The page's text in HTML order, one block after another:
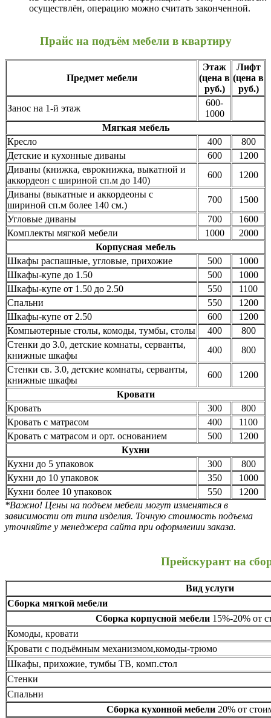
осуществлён, операцию можно считать законченной.
Прайс на подъём мебели в квартиру
Предмет мебели
Этаж
(цена в
руб.)
Лифт
(цена в
руб.)
Занос на 1-й этаж
600-
1000
Мягкая мебель
Кресло
400
800
Детские и кухонные диваны
600
1200
Диваны (книжка, еврокнижка, выкатной и
аккордеон с шириной сп.м до 140)
600
1200
Диваны (выкатные и аккордеоны с
шириной сп.м более 140 см.)
700
1500
Угловые диваны
700
1600
Комплекты мягкой мебели
1000
2000
Корпусная мебель
Шкафы распашные, угловые, прихожие
500
1000
Шкафы-купе до 1.50
500
1000
Шкафы-купе от 1.50 до 2.50
550
1100
Спальни
550
1200
Шкафы-купе от 2.50
600
1200
Компьютерные столы, комоды, тумбы, столы
400
800
Стенки до 3.0, детские комнаты, серванты,
книжные шкафы
400
800
Стенки св. 3.0, детские комнаты, серванты,
книжные шкафы
600
1200
Кровати
Кровать
300
800
Кровать с матрасом
400
1100
Кровать с матрасом и орт. основанием
500
1200
Кухни
Кухни до 5 упаковок
300
800
Кухни до 10 упаковок
350
1000
Кухни более 10 упаковок
550
1200
*Важно! Цены на подъем мебели могут изменяться в
зависимости от типа изделия. Точную стоимость подъема
уточняйте у менеджера сайта при оформлении заказа.
Прейскурант на
Вид услуги
Сборка мягкой мебели
Сборка корпусной мебели15%-20% от
Комоды, кровати
Кровати с подъёмным механизмом,комоды-трюмо
Шкафы, прихожие, тумбы ТВ, комп.стол
Стенки
Спальни
Сборка кухонной мебели20% от